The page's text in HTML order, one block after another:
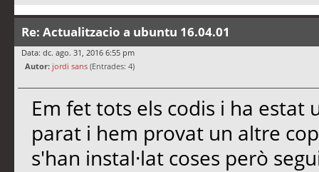
Re: Actualitzacio a ubuntu 16.04.01
Data: dc. ago. 31, 2016 6:55 pm
Autor: jordi sans (Entrades: 4)
Em fet tots els codis i ha
parat i hem provat un altre
s'han instal·lat coses però